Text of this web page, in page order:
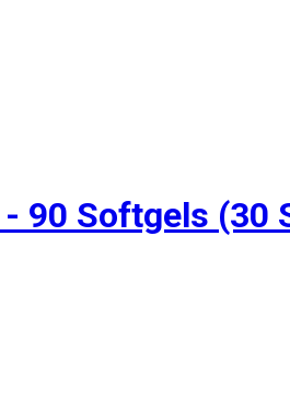
90 Softgels (30